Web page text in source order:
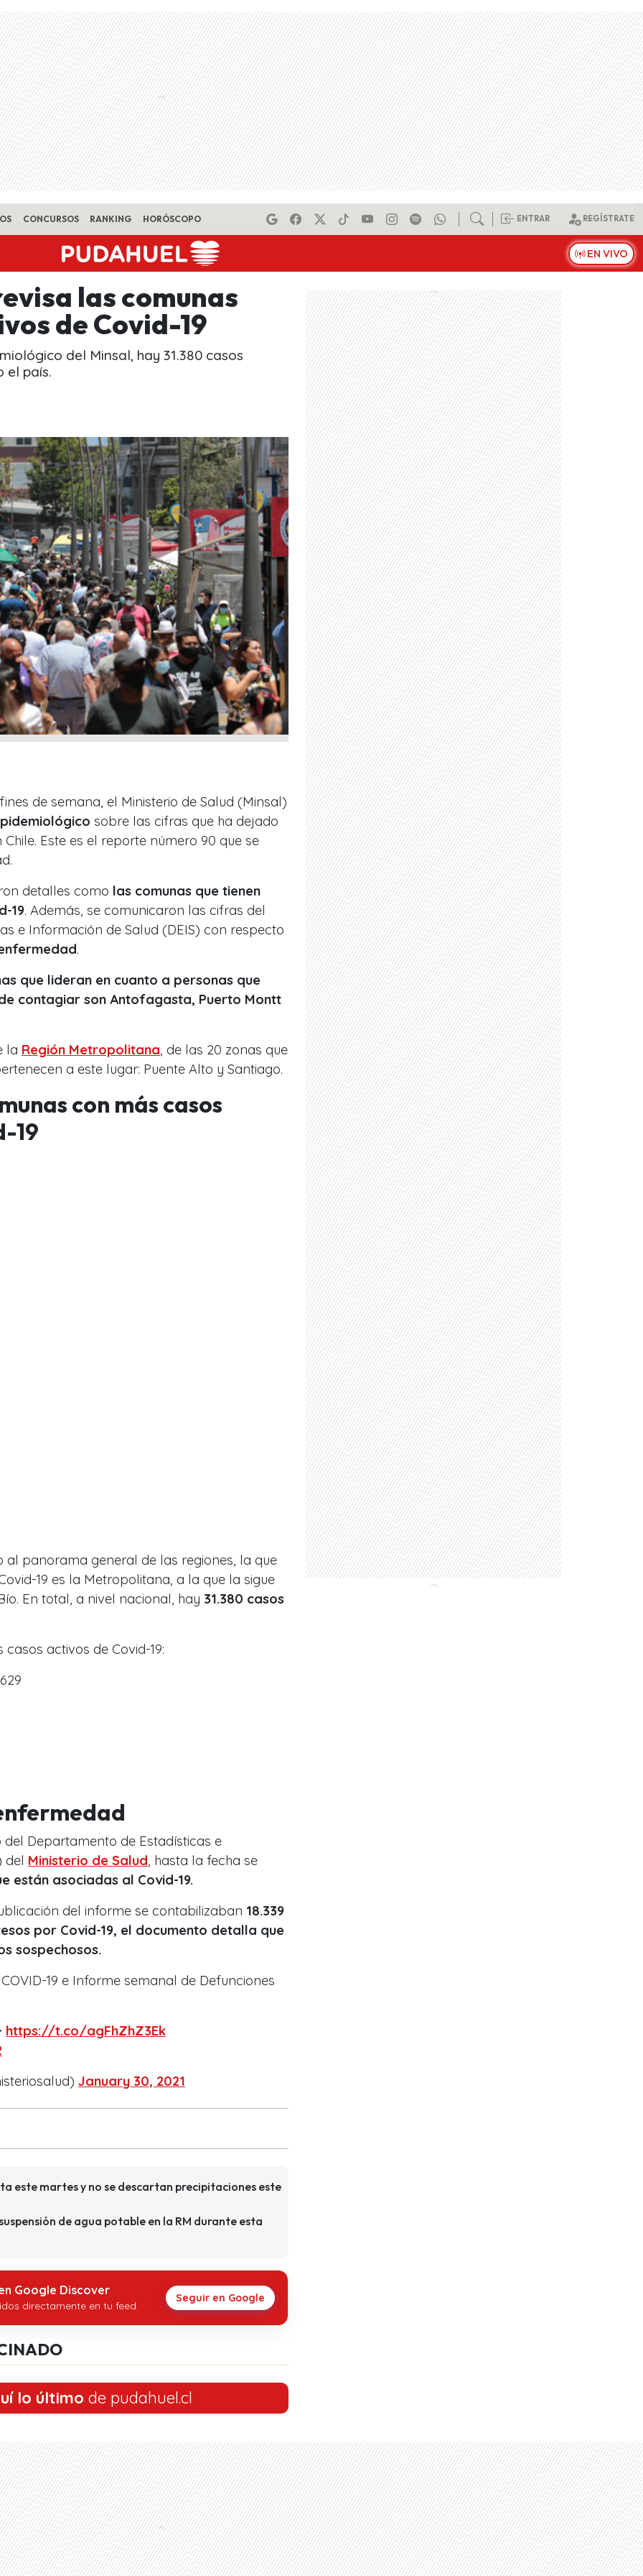
CONCURSOS RANKING HORÓSCOPO ENTRAR REGÍSTRATE
EN VIVO
las comunas
de Covid-19
del Minsal, hay 31.380 casos
el país.
de semana, el Ministerio de Salud (Minsal)
sobre las cifras que ha dejado
Este es el reporte número 90 que se
detalles como las comunas que tienen
19. Además, se comunicaron las cifras del
e Información de Salud (DEIS) con respecto
.
que lideran en cuanto a personas que
contagiar son Antofagasta, Puerto Montt
la Región Metropolitana , de las 20 zonas que
a este lugar: Puente Alto y Santiago.
con más casos
19
panorama general de las regiones, la que
19 es la Metropolitana, a la que la sigue
En total, a nivel nacional, hay 31.380 casos
activos de Covid-19:
Departamento de Estadísticas e
del Ministerio de Salud , hasta la fecha se
están asociadas al Covid-19.
del informe se contabilizaban 18.339
por Covid-19, el documento detalla que
sospechosos.
19 e Informe semanal de Defunciones
https://t.co/agFhZhZ3Ek
January 30, 2021
este martes y no se descartan precipitaciones este
de agua potable en la RM durante esta
Google Discover
directamente en tu feed.
Seguir en Google
lo último de pudahuel.cl